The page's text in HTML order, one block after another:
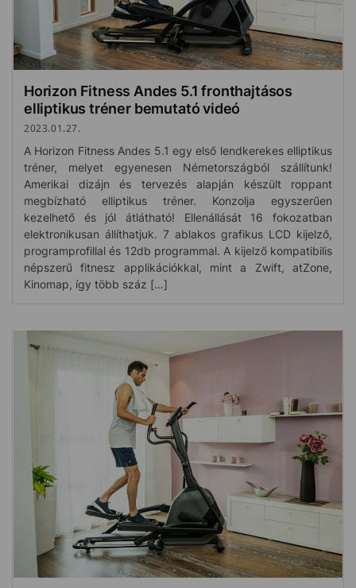
Horizon Fitness Andes 5.1 fronthajtásos
elliptikus tréner bemutató videó
2023.01.27.
A Horizon Fitness Andes 5.1 egy első lendkerekes elliptikus
tréner, melyet egyenesen Németországból szállítunk!
Amerikai dizájn és tervezés alapján készült roppant
megbízható elliptikus tréner. Konzolja egyszerűen
kezelhető és jól átlátható! Ellenállását 16 fokozatban
elektronikusan állíthatjuk. 7 ablakos grafikus LCD kijelző,
programprofillal és 12db programmal. A kijelző kompatibilis
népszerű fitnesz applikációkkal, mint a Zwift, atZone,
Kinomap, így több száz […]